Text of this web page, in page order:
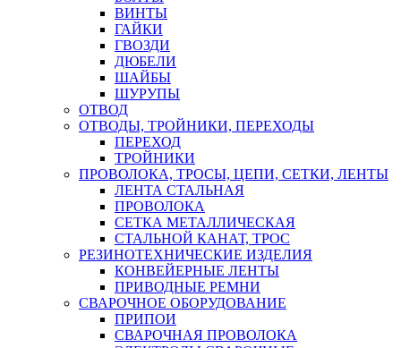
ВИНТЫ
ГАЙКИ
ГВОЗДИ
ДЮБЕЛИ
ШАЙБЫ
ШУРУПЫ
ОТВОД
ОТВОДЫ, ТРОЙНИКИ, ПЕРЕХОДЫ
ПЕРЕХОД
ТРОЙНИКИ
ПРОВОЛОКА, ТРОСЫ, ЦЕПИ, СЕТКИ, ЛЕНТЫ
ЛЕНТА СТАЛЬНАЯ
ПРОВОЛОКА
СЕТКА МЕТАЛЛИЧЕСКАЯ
СТАЛЬНОЙ КАНАТ, ТРОС
РЕЗИНОТЕХНИЧЕСКИЕ ИЗДЕЛИЯ
КОНВЕЙЕРНЫЕ ЛЕНТЫ
ПРИВОДНЫЕ РЕМНИ
СВАРОЧНОЕ ОБОРУДОВАНИЕ
ПРИПОИ
СВАРОЧНАЯ ПРОВОЛОКА